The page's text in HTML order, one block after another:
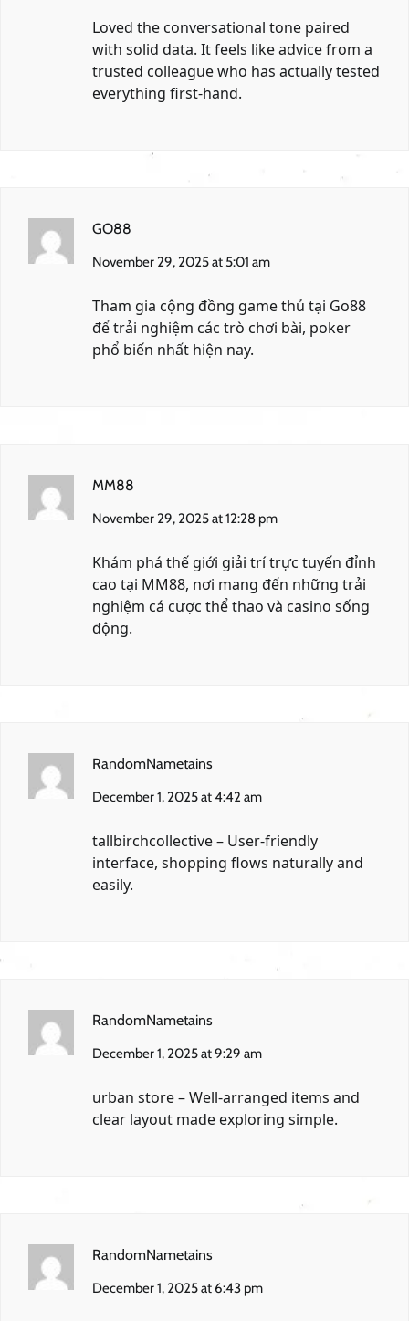
Loved the conversational tone paired
with solid data. It feels like advice from a
trusted colleague who has actually tested
everything first-hand.
GO88
November 29, 2025 at 5:01 am
Tham gia cộng đồng game thủ tại Go88
để trải nghiệm các trò chơi bài, poker
phổ biến nhất hiện nay.
MM88
November 29, 2025 at 12:28 pm
Khám phá thế giới giải trí trực tuyến đỉnh
cao tại MM88, nơi mang đến những trải
nghiệm cá cược thể thao và casino sống
động.
RandomNametains
December 1, 2025 at 4:42 am
tallbirchcollective– User-friendly
interface, shopping flows naturally and
easily.
RandomNametains
December 1, 2025 at 9:29 am
urban store– Well-arranged items and
clear layout made exploring simple.
RandomNametains
December 1, 2025 at 6:43 pm